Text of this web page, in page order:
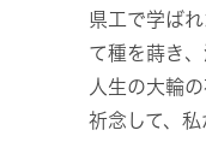
県工で学ば
て種を蒔き
人生の大輪
祈念して、